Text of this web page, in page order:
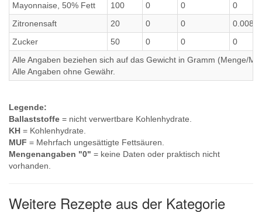
Mayonnaise, 50% Fett
100 0 0
0
Zitronensaft
20 0 0
0.008
Zucker
50 0 0
0
Alle Angaben beziehen sich auf das Gewicht in Gramm (Menge/
Alle Angaben ohne Gewähr.
Legende:
Ballaststoffe = nicht verwertbare Kohlenhydrate.
KH = Kohlenhydrate.
MUF = Mehrfach ungesättigte Fettsäuren.
Mengenangaben "0" = keine Daten oder praktisch nicht
vorhanden.
Weitere Rezepte aus der Kategorie